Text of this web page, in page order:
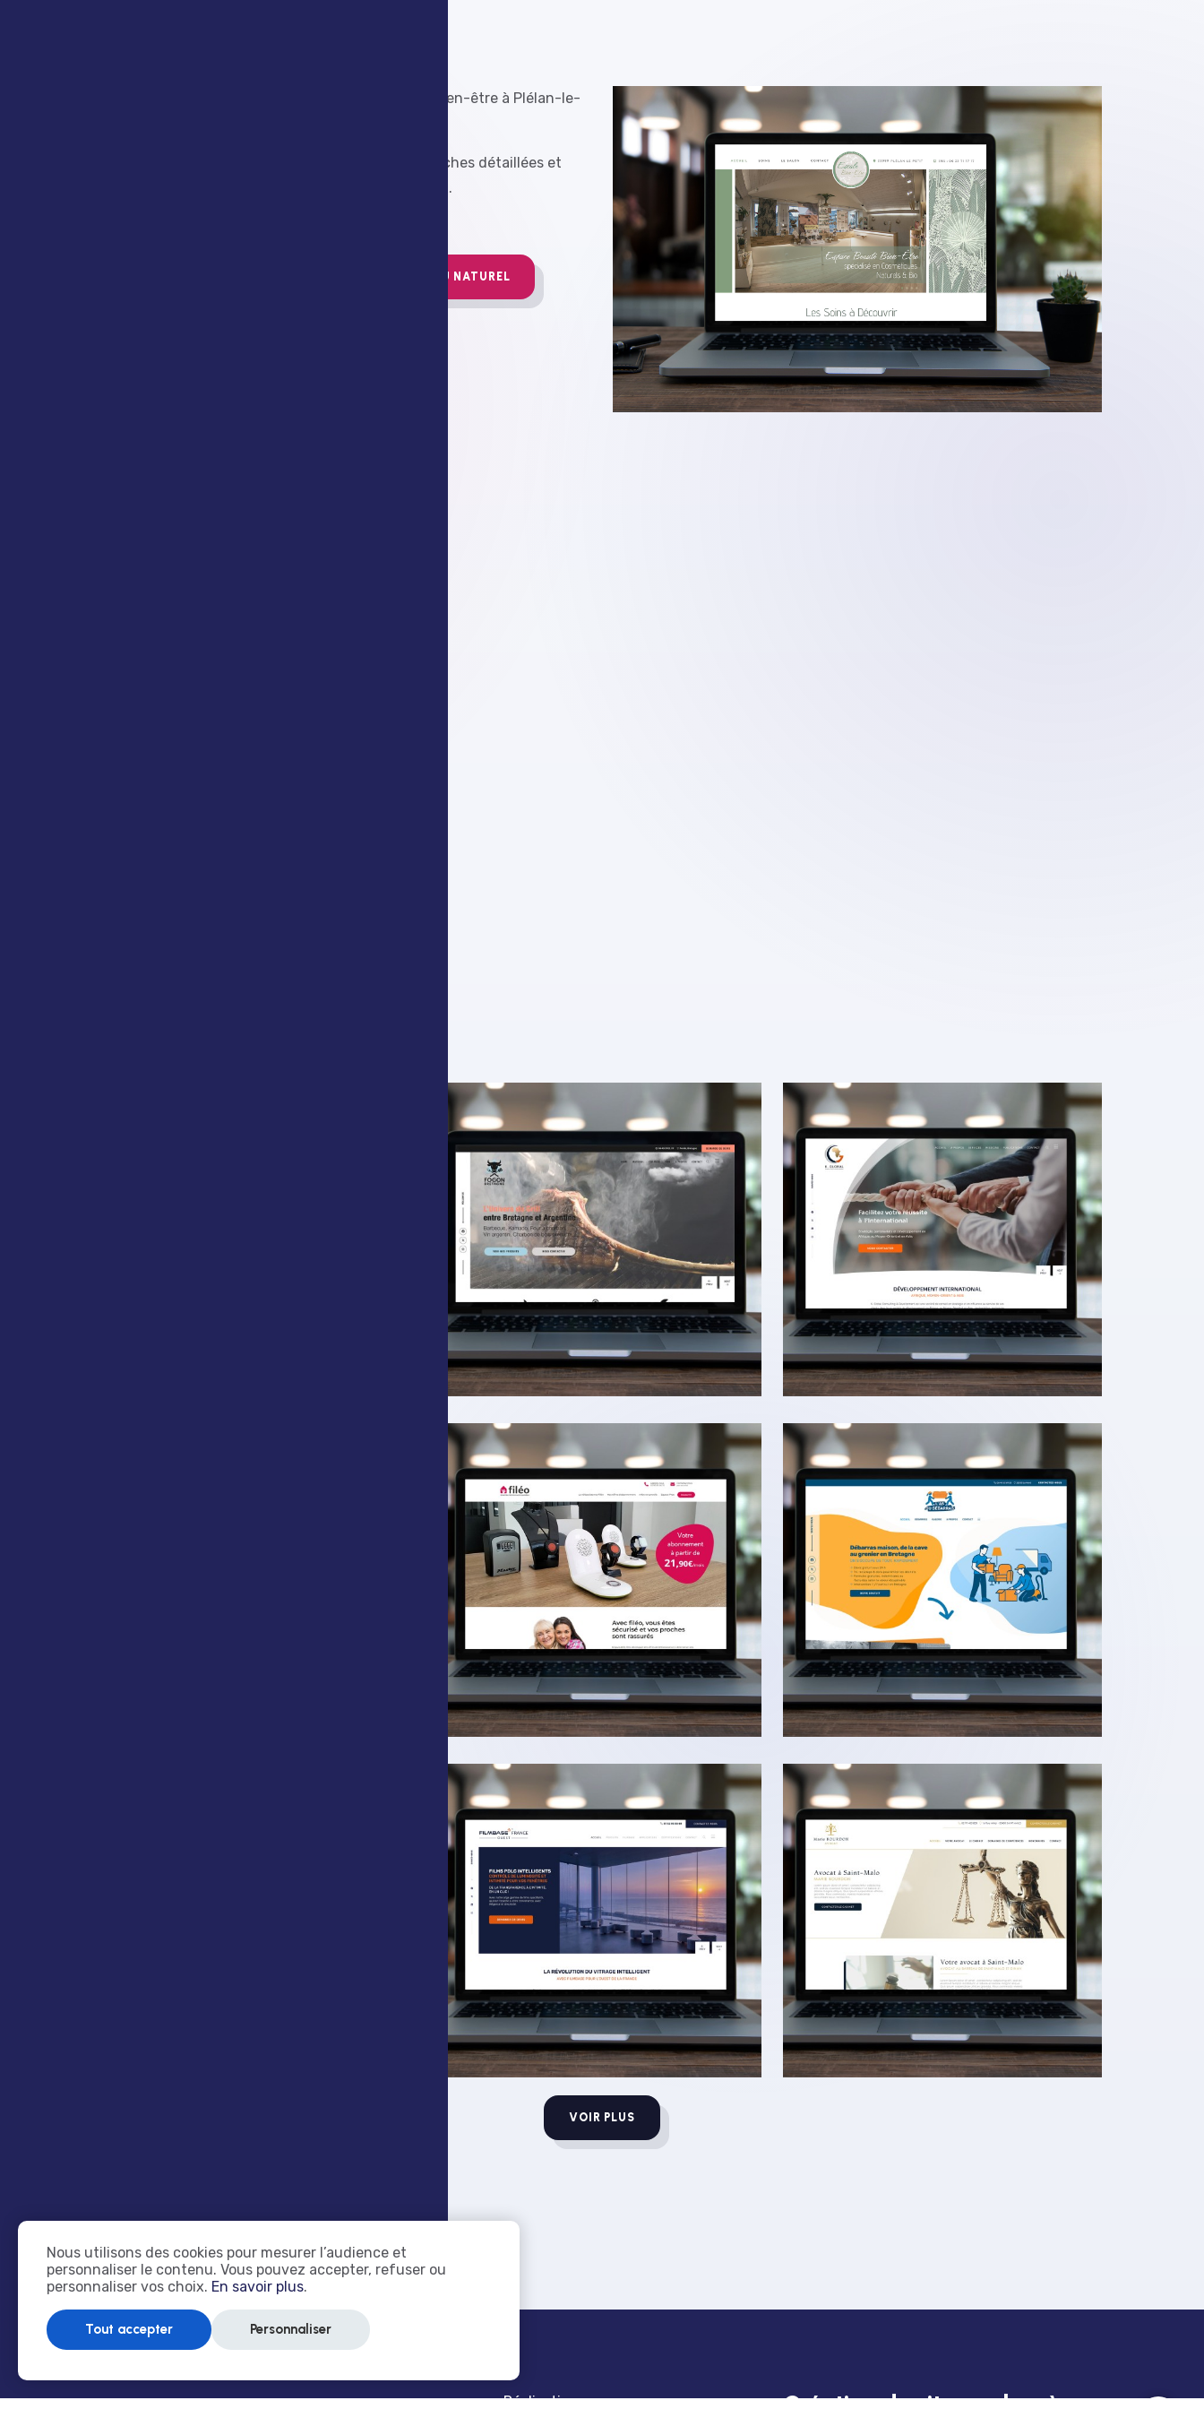
Escale Bien-Être... au naturel, salon de beauté et bien-être à Plélan-le-
Le site web présente l'institut, les soins avec des fiches détaillées et
permet de commander en ligne des cartes cadeaux.
DÉCOUVRIR LE SITE ESCALE BIEN-ÊTRE... AU NATUREL
VOIR PLUS
Réalisations
Nous utilisons des cookies pour mesurer l’audience et
personnaliser le contenu. Vous pouvez accepter, refuser ou
personnaliser vos choix. En savoir plus.
Tout accepter Personnaliser